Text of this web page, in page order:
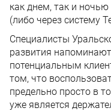
как днем, так и
(либо через систему
Специалисты
развития
потенциальным
том, что
предельно просто в
уже является